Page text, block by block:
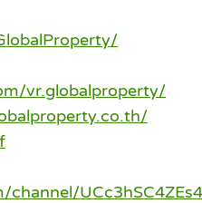
vr.globalproperty/